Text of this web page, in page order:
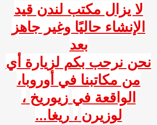
لا يزال مكتب لندن قيد
الإنشاء حاليًا وغير جاهز
بعد
نحن نرحب بكم لزيارة أي
من مكاتبنا في أوروبا،
الواقعة في زيوريخ ،
لوزيرن ، ريغا...